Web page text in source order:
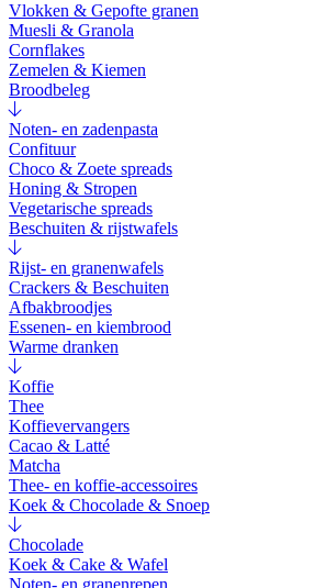
Vlokken & Gepofte granen
Muesli & Granola
Cornflakes
Zemelen & Kiemen
Broodbeleg
Noten- en zadenpasta
Confituur
Choco & Zoete spreads
Honing & Stropen
Vegetarische spreads
Beschuiten & rijstwafels
Rijst- en granenwafels
Crackers & Beschuiten
Afbakbroodjes
Essenen- en kiembrood
Warme dranken
Koffie
Thee
Koffievervangers
Cacao & Latté
Matcha
Thee- en koffie-accessoires
Koek & Chocolade & Snoep
Chocolade
Koek & Cake & Wafel